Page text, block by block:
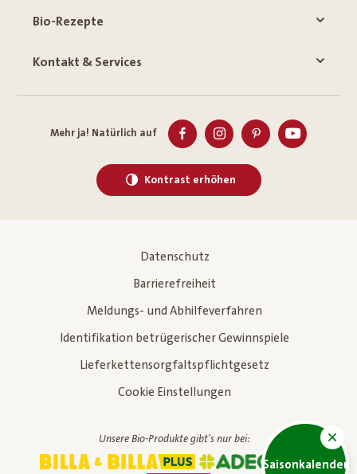
Saisonkalender
Bio-Rezepte
Kontakt & Services
Mehr ja! Natürlich auf
Kontrast erhöhen
Datenschutz
Barrierefreiheit
Meldungs- und Abhilfeverfahren
Identifikation betrügerischer Gewinnspiele
Lieferkettensorgfaltspflichtgesetz
Cookie Einstellungen
Unsere Bio-Produkte gibt's nur bei: